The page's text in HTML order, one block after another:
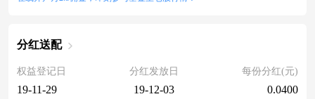
分红送配
权益登记日
19-11-29
分红发放日
19-12-03
每份分红(元)
0.0400